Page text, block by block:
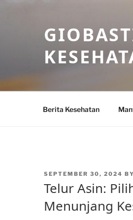
Berita Kesehatan
POSTED
SEPTEMBER 30, 2024 BY
Telur Asin:
Menunjang